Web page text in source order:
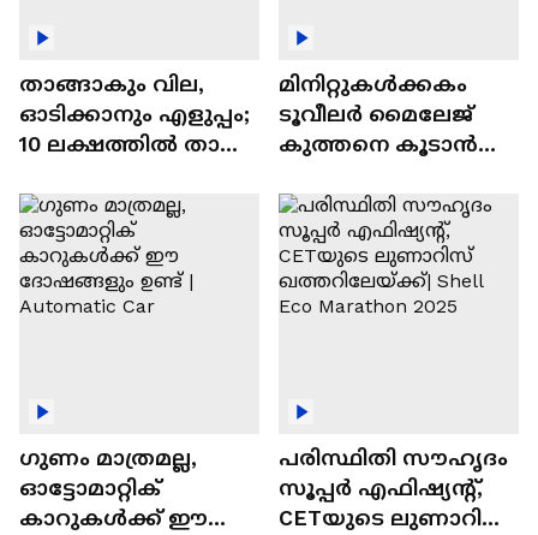
താങ്ങാകും വില,
ഓടിക്കാനും എളുപ്പം;
10 ലക്ഷത്തിൽ താഴെ
ഓട്ടോമാറ്റിക്ക്
എസ്‍യുവികൾ
മിനിറ്റുകൾക്കകം
ടൂവീലർ മൈലേജ്
കുത്തനെ കൂടാൻ
ഗുണം മാത്രമല്ല,
ഓട്ടോമാറ്റിക്
കാറുകൾക്ക് ഈ
പരിസ്ഥിതി സൗഹൃദം
സൂപ്പർ എഫിഷ്യന്റ്,
CETയുടെ ലുണാറിസ്